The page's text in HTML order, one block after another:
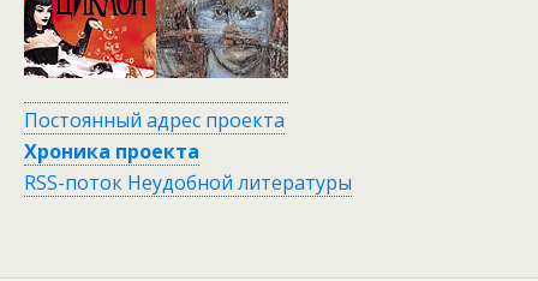
Постоянный адрес проекта
Хроника проекта
RSS-поток Неудобной литературы